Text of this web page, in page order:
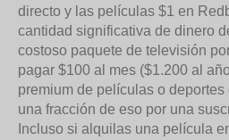
directo y las películas $1 en
cantidad significativa de dinero
costoso paquete de televisión
pagar $100 al mes ($1.200 al
premium de películas o
una fracción de eso por una
Incluso si alquilas una película